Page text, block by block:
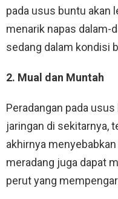
pada usus buntu akan
menarik napas dalam-
sedang dalam kondisi
2. Mual dan Muntah
Peradangan pada
jaringan di sekitarnya,
akhirnya
meradang juga dapat
perut yang